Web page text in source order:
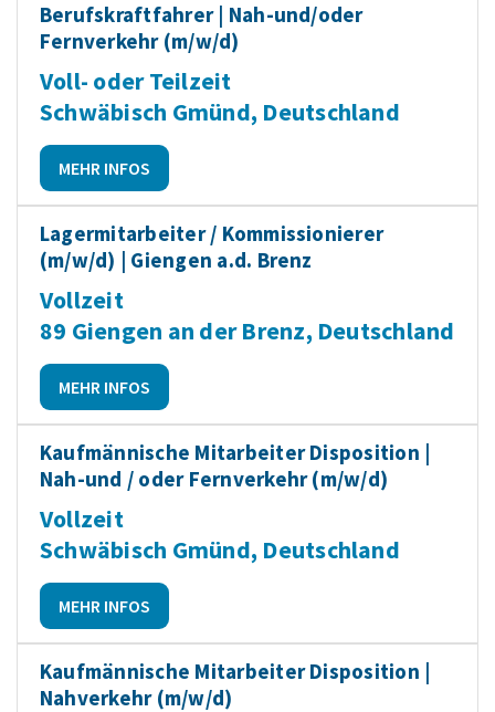
Berufskraftfahrer | Nah-und/oder
Fernverkehr (m/w/d)
Voll- oder Teilzeit
Schwäbisch Gmünd, Deutschland
MEHR INFOS
Lagermitarbeiter / Kommissionierer
(m/w/d) | Giengen a.d. Brenz
Vollzeit
89 Giengen an der Brenz, Deutschland
MEHR INFOS
Kaufmännische Mitarbeiter Disposition |
Nah-und / oder Fernverkehr (m/w/d)
Vollzeit
Schwäbisch Gmünd, Deutschland
MEHR INFOS
Kaufmännische Mitarbeiter Disposition |
Nahverkehr (m/w/d)